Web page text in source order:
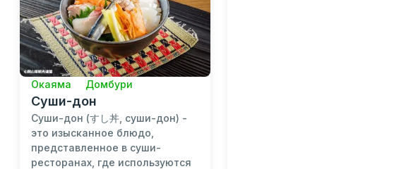
Окаяма Домбури
Суши-дон
Суши-дон (すし丼, суши-дон) -
это изысканное блюдо,
представленное в суши-
ресторанах, где используются